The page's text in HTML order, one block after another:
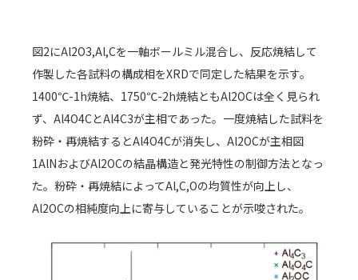
図2にAl2O3,Al,Cを一軸ボールミル混合し、反応焼結して
作製した各試料の構成相をXRDで同定した結果を示す。
1400℃-1h焼結、1750℃-2h焼結ともAl2OCは全く見られ
ず、Al4O4CとAl4C3が主相であった。一度焼結した試料を
粉砕・再焼結するとAl4O4Cが消失し、Al2OCが主相図
1AlNおよびAl2OCの結晶構造と発光特性の制御方法となっ
た。粉砕・再焼結によってAl,C,Oの均質性が向上し、
Al2OCの相純度向上に寄与していることが示唆された。